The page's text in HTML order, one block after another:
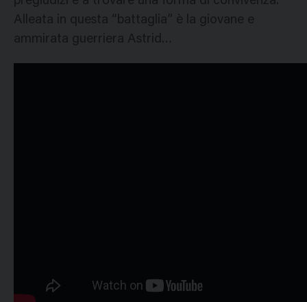
Alleata in questa “battaglia” è la giovane e
ammirata guerriera Astrid…